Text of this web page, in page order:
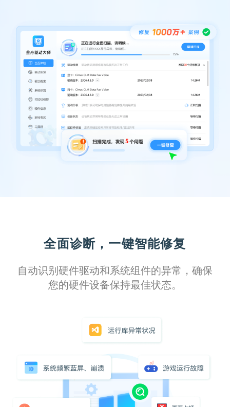
全面诊断，一键智能修复
自动识别硬件驱动和系统组件的异常，确保
您的硬件设备保持最佳状态。